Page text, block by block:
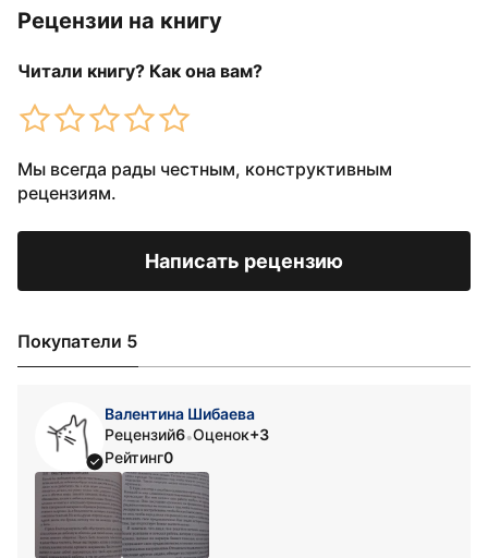
Рецензии на книгу
Читали книгу? Как она вам?
Мы всегда рады честным, конструктивным
рецензиям.
Написать рецензию
Покупатели 5
Валентина Шибаева
Рецензий6•Оценок+3
Рейтинг0